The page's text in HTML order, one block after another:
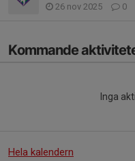
26 nov 2025 0
Kommande
Inga
Hela kalendern